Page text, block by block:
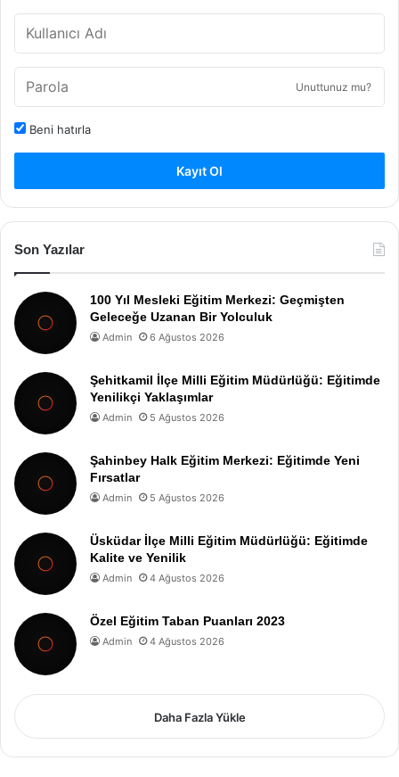
Unuttunuz mu?
Beni hatırla
Kayıt Ol
Son Yazılar
100 Yıl Mesleki Eğitim Merkezi: Geçmişten
Geleceğe Uzanan Bir Yolculuk
Admin 6 Ağustos 2026
Şehitkamil İlçe Milli Eğitim Müdürlüğü: Eğitimde
Yenilikçi Yaklaşımlar
Admin 5 Ağustos 2026
Şahinbey Halk Eğitim Merkezi: Eğitimde Yeni
Fırsatlar
Admin 5 Ağustos 2026
Üsküdar İlçe Milli Eğitim Müdürlüğü: Eğitimde
Kalite ve Yenilik
Admin 4 Ağustos 2026
Özel Eğitim Taban Puanları 2023
Admin 4 Ağustos 2026
Daha Fazla Yükle